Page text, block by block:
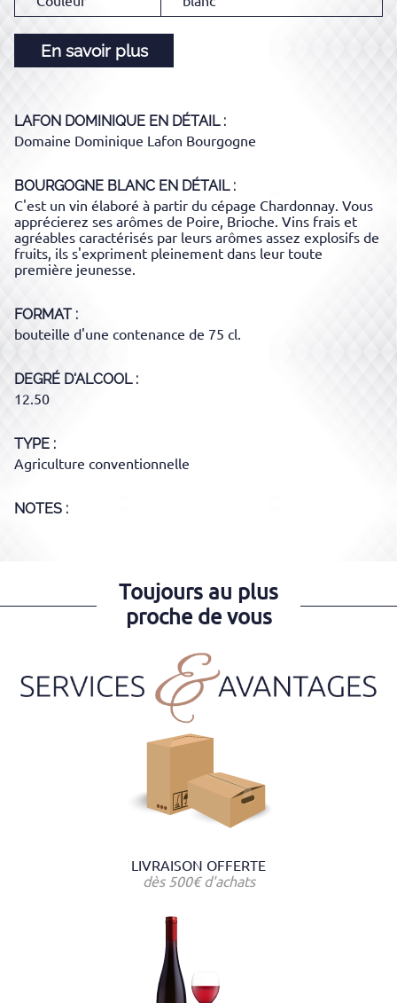
En savoir plus
LAFON DOMINIQUE EN DÉTAIL :
Domaine Dominique Lafon Bourgogne
BOURGOGNE BLANC EN DÉTAIL :
C'est un vin élaboré à partir du cépage Chardonnay. Vous
apprécierez ses arômes de Poire, Brioche. Vins frais et
agréables caractérisés par leurs arômes assez explosifs de
fruits, ils s'expriment pleinement dans leur toute
première jeunesse.
FORMAT
bouteille d'une contenance de 75 cl.
DEGRÉ D'ALCOOL
12.50
TYPE
Agriculture conventionnelle
NOTES :
Toujours au plus
proche de vous
LIVRAISON OFFERTE
dès 500€ d'achats